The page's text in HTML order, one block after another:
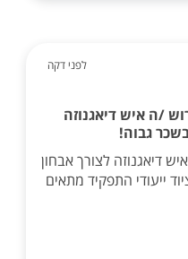
לפני דקה
/ה איש דיאגנוזה
גבוה!
דיאגנוזה לצורך אבחון
ייעודי התפקיד מתאים